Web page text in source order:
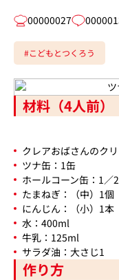
00000027
#こどもとつくろう
材料（4人前）
クレアおばさんのク
ツナ缶：1缶
ホールコーン缶：1／
たまねぎ：（中）1個
にんじん：（小）1本
水：400ml
牛乳：125ml
サラダ油：大さじ1
作り方